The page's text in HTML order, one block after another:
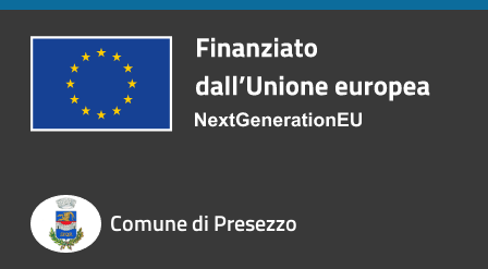
Comune di Presezzo